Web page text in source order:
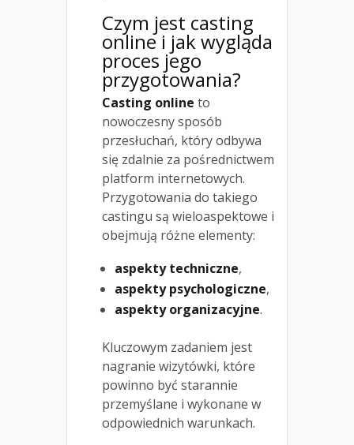
Czym jest casting
online i jak wygląda
proces jego
przygotowania?
Casting online to
nowoczesny sposób
przesłuchań, który odbywa
się zdalnie za pośrednictwem
platform internetowych.
Przygotowania do takiego
castingu są wieloaspektowe i
obejmują różne elementy:
aspekty techniczne,
aspekty psychologiczne,
aspekty organizacyjne.
Kluczowym zadaniem jest
nagranie wizytówki, które
powinno być starannie
przemyślane i wykonane w
odpowiednich warunkach.